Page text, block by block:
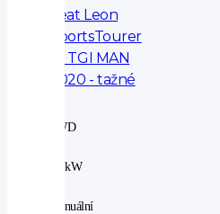
Seat Leon
SportsTourer
1.5 TGI MAN
2020 - tažné
2WD
96 kW
manuální